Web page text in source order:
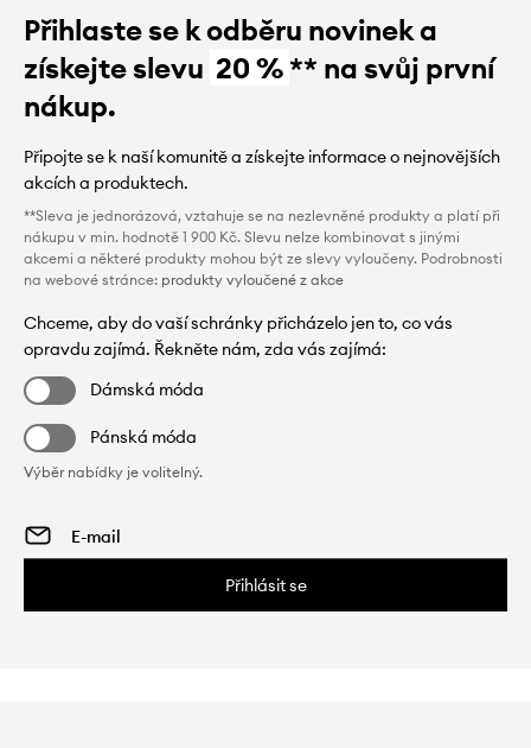
Přihlaste se k odběru novinek a
získejte slevu 20 %** na svůj první
nákup.
Připojte se k naší komunitě a získejte informace o nejnovějších
akcích a produktech.
**Sleva je jednorázová, vztahuje se na nezlevněné produkty a platí při
nákupu v min. hodnotě 1 900 Kč. Slevu nelze kombinovat s jinými
akcemi a některé produkty mohou být ze slevy vyloučeny. Podrobnosti
na webové stránce: produkty vyloučené z akce
Chceme, aby do vaší schránky přicházelo jen to, co vás
opravdu zajímá. Řekněte nám, zda vás zajímá:
Dámská móda
Pánská móda
Výběr nabídky je volitelný.
Přihlásit se